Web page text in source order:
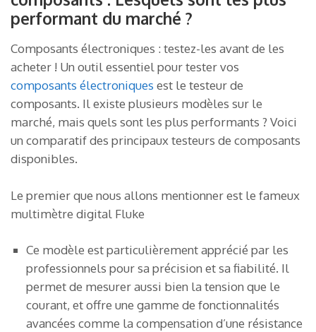
performant du marché ?
Composants électroniques : testez-les avant de les
acheter ! Un outil essentiel pour tester vos
composants électroniques est le testeur de
composants. Il existe plusieurs modèles sur le
marché, mais quels sont les plus performants ? Voici
un comparatif des principaux testeurs de composants
disponibles.
Le premier que nous allons mentionner est le fameux
multimètre digital Fluke
Ce modèle est particulièrement apprécié par les
professionnels pour sa précision et sa fiabilité. Il
permet de mesurer aussi bien la tension que le
courant, et offre une gamme de fonctionnalités
avancées comme la compensation d’une résistance